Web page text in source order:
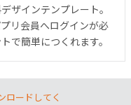
ザインテンプレート。
リ会員へログインが必
で簡単につくれます。
ロードしてく